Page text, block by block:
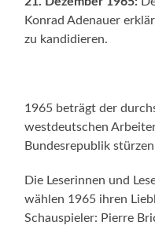
Konrad Adenauer
zu kandidieren.
1965 beträgt der
westdeutschen
Bundesrepublik
Die Leserinnen und
wählen 1965 ihren
Schauspieler: Pierre